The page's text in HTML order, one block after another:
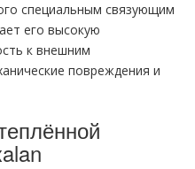
специальным связующим
его высокую
к внешним
повреждения и